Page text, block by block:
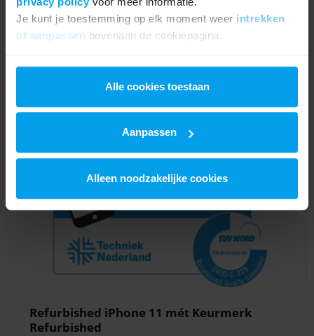
Je kunt je toestemming op elk moment weer intrekken
of aanpassen bovenaan de cookiepagina.
We werken samen met21 derdendie uw gegevens
kunnen ontvangen en verwerken.
Alle cookies toestaan
Aanpassen
Alleen noodzakelijke cookies
Kleuren
150,9mm x 75,7mm x 8,3
Refurbished iPhone 11 mét Keurmerk
Refurbished